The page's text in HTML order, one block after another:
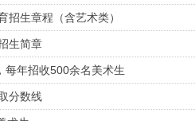
招生章程（含艺术类）
生简章
每年招收500余名美术生
分数线